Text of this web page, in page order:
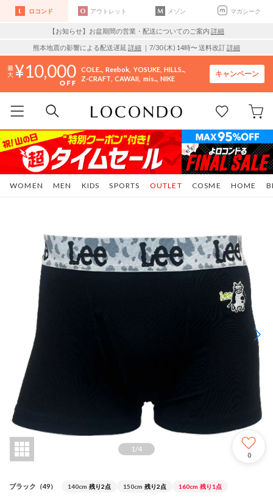
ロコンド アウトレット メゾン マガシーク
【お知らせ】お盆期間の営業・配送についてのご案内 詳細
熊本地震の影響による配送遅延 詳細 ｜7/30 (木) 14時〜 送料改訂詳細
10,000 COLE.. Reebok YOSUKE HILLS..
Z-CRAFT CAWAII mis.. NIKE
キャンペーン
WOMEN MEN KIDS SPORTS COSME HOME
OUTLET
1 /4
0
ブラック（49） 140cm 残り2点 150cm 残り2点 160cm 残り1点